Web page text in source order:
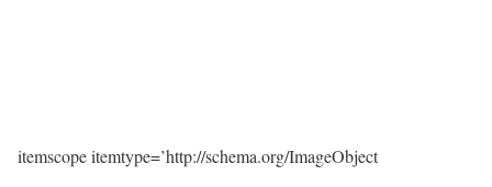
itemscope itemtype=’http://schema.org/ImageObject